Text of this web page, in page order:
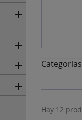




Hay 12